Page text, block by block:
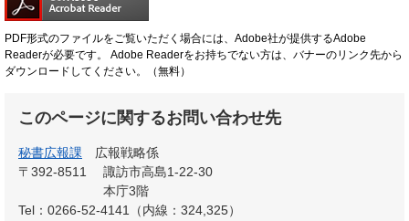
PDF形式のファイルをご覧いただく場合には、Adobe社が提供するAdobe
Readerが必要です。
Adobe Readerをお持ちでない方は、バナーのリンク先から
ダウンロードしてください。（無料）
このページに関するお問い合わせ先
秘書広報課
広報戦略係
〒392-8511
諏訪市高島1-22-30
本庁3階
Tel：0266-52-4141（内線：324,325）